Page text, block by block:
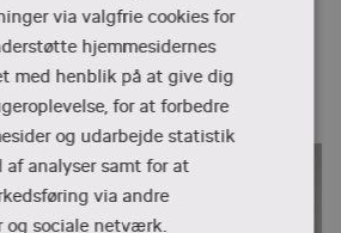
via valgfrie cookies for
hjemmesidernes
med henblik på at give dig
for at forbedre
og udarbejde statistik
af analyser samt for at
via andre
og sociale netværk.